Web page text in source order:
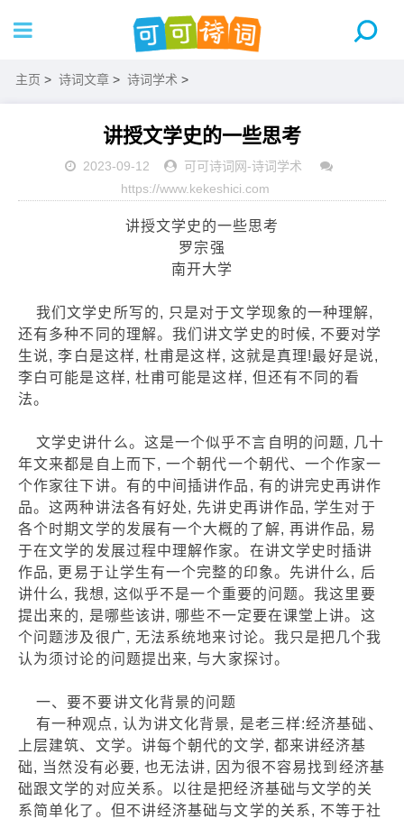
主页 > 诗词文章 > 诗词学术 >
讲授文学史的一些思考
2023-09-12 可可诗词网-诗词学术
https://www.kekeshici.com
讲授文学史的一些思考
罗宗强
南开大学
我们文学史所写的, 只是对于文学现象的一种理解,
还有多种不同的理解。我们讲文学史的时候, 不要对学
生说, 李白是这样, 杜甫是这样, 这就是真理!最好是说,
李白可能是这样, 杜甫可能是这样, 但还有不同的看
法。
文学史讲什么。这是一个似乎不言自明的问题, 几十
年文来都是自上而下, 一个朝代一个朝代、一个作家一
个作家往下讲。有的中间插讲作品, 有的讲完史再讲作
品。这两种讲法各有好处, 先讲史再讲作品, 学生对于
各个时期文学的发展有一个大概的了解, 再讲作品, 易
于在文学的发展过程中理解作家。在讲文学史时插讲
作品, 更易于让学生有一个完整的印象。先讲什么, 后
讲什么, 我想, 这似乎不是一个重要的问题。我这里要
提出来的, 是哪些该讲, 哪些不一定要在课堂上讲。这
个问题涉及很广, 无法系统地来讨论。我只是把几个我
认为须讨论的问题提出来, 与大家探讨。
一、要不要讲文化背景的问题
有一种观点, 认为讲文化背景, 是老三样:经济基础、
上层建筑、文学。讲每个朝代的文学, 都来讲经济基
础, 当然没有必要, 也无法讲, 因为很不容易找到经济基
础跟文学的对应关系。以往是把经济基础与文学的关
系简单化了。但不讲经济基础与文学的关系, 不等于社